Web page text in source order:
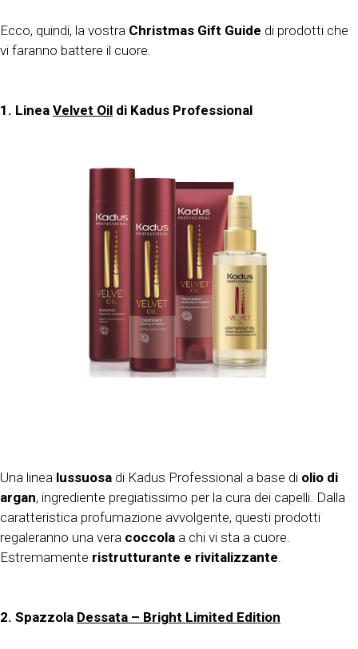
Ecco, quindi, la vostra Christmas Gift Guide di prodotti che
vi faranno battere il cuore.
1. Linea Velvet Oil di Kadus Professional
Una linea lussuosa di Kadus Professional a base di olio di
argan, ingrediente pregiatissimo per la cura dei capelli. Dalla
caratteristica profumazione avvolgente, questi prodotti
regaleranno una vera coccola a chi vi sta a cuore.
Estremamente ristrutturante e rivitalizzante.
2. Spazzola Dessata – Bright Limited Edition